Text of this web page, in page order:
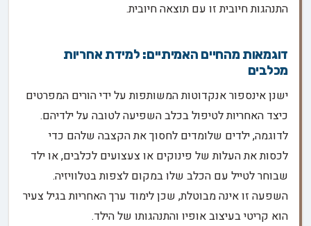
התנהגות חיובית זו עם תוצאה חיובית.
דוגמאות מהחיים האמיתיים: למידת אחריות
מכלבים
ישנן אינספור אנקדוטות המשותפות על ידי הורים המפרטים
כיצד האחריות לטיפול בכלב השפיעה לטובה על ילדיהם.
לדוגמה, ילדים שלומדים לחסוך את הקצבה שלהם כדי
לכסות את העלות של פינוקים או צעצועים לכלבים, או ילד
שבוחר לטייל עם הכלב שלו במקום לצפות בטלוויזיה.
השפעה זו אינה מבוטלת, שכן לימוד ערך האחריות בגיל צעיר
הוא קריטי בעיצוב אופיו והתנהגותו של הילד.